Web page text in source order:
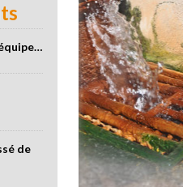
de